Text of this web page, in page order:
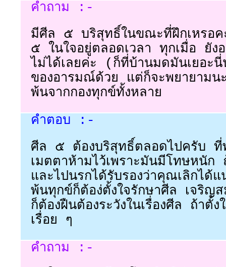
คำถาม :-
มีศีล ๕ บริสุทธิ์ในขณะที่ฝึกเหรอค
๕ ในใจอยู่ตลอดเวลา ทุกเมื่อ ยัง
ไม่ได้เลยค่ะ (ก็ที่บ้านมดมันเยอะ
ของอารมณ์ด้วย แต่ก็จะพยายามน
พ้นจากกองทุกข์ทั้งหลาย
คำตอบ :-
ศีล ๕ ต้องบริสุทธิ์ตลอดไปครับ ที่
เมตตาห้ามไว้เพราะมันมีโทษหนั
และไปนรกได้รับรองว่าคุณเลิกได้
พ้นทุกข์ก็ต้อง่ตั้งใจรักษาศีล เจริญ
ก็ต้องฝืนต้องระวังในเรื่องศีล ถ้าตั้ง
เรื่อย ๆ
คำถาม :-